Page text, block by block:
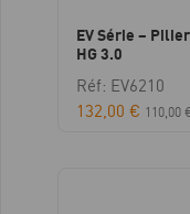
EV Série –
HG 3.0
Réf: EV6210
132,00 € 110,00